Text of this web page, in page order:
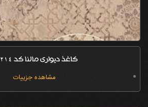
کاغذ دیواری مالنا کد 77214
مشاهده جزییات